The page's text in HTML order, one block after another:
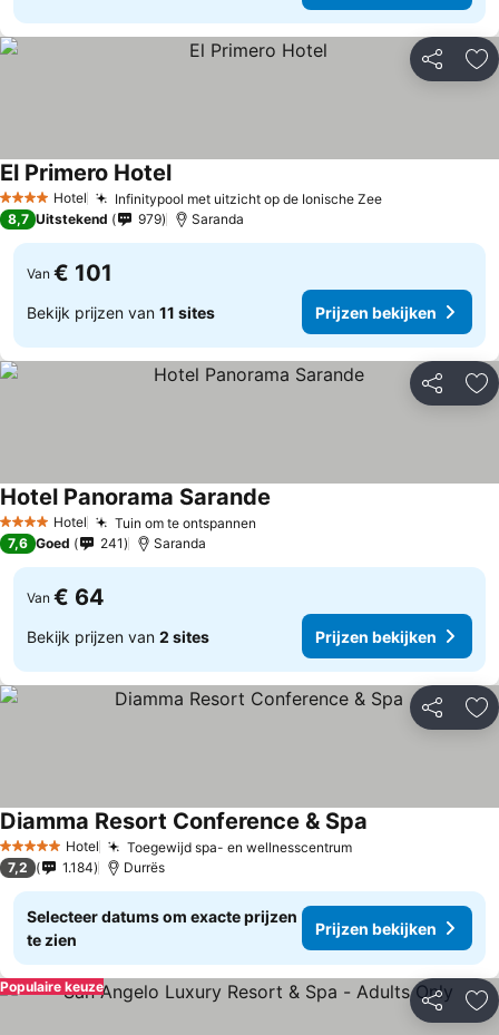
Delen
4 SterrenHotel Infinitypool met uitzicht op de Ionische Zee
El Primero Hotel
8,7 Uitstekend 979 Saranda
Van € 101
Bekijk prijzen van 11 sites Prijzen bekijken
Delen
4 SterrenHotel Tuin om te ontspannen
Hotel Panorama Sarande
7,6 Goed 241 Saranda
Van € 64
Bekijk prijzen van 2 sites Prijzen bekijken
Delen
5 Sterren Hotel Toegewijd spa- en wellnesscentrum
Diamma Resort Conference & Spa
7,2 1.184 Durrës
Selecteer datums om exacte prijzen
te zien
Prijzen bekijken
Delen
Populaire keuze